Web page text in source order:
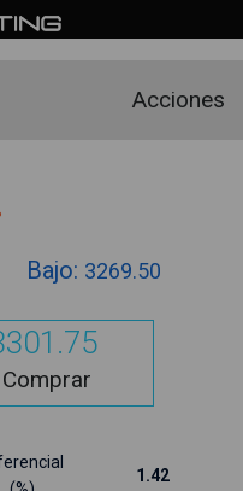
Acciones
Bajo: 3269.50
Comprar
1.42